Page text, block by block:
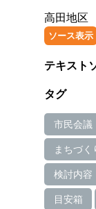
高田地
ソース表示
テキスト
タグ
市民会議
まちづく
検討内容
目安箱